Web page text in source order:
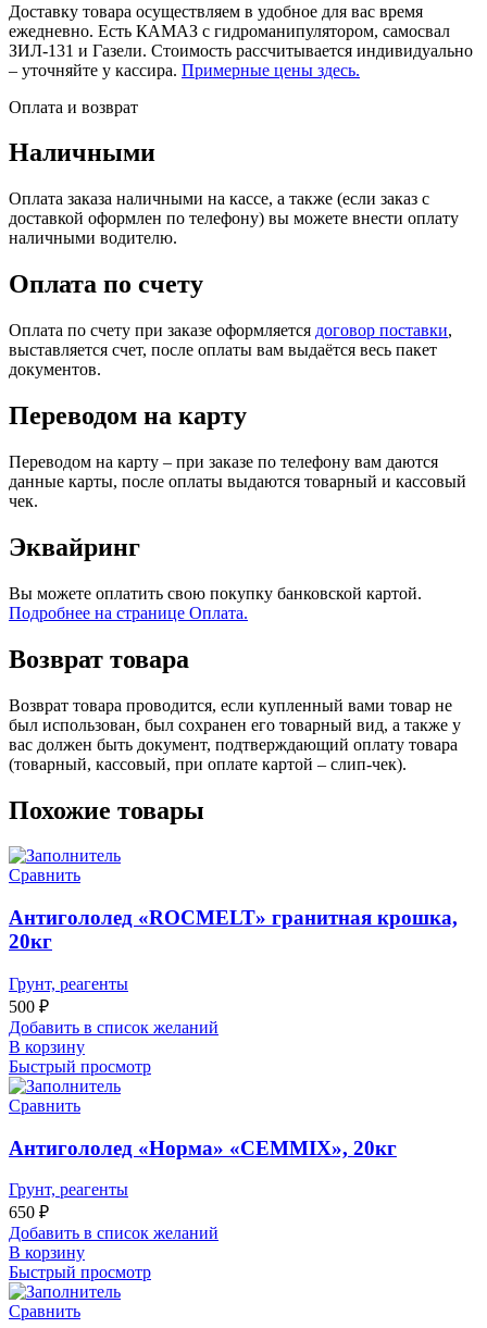
Доставку товара осуществляем в удобное для вас время
ежедневно. Есть КАМАЗ с гидроманипулятором, самосвал
ЗИЛ-131 и Газели. Стоимость рассчитывается индивидуально
– уточняйте у кассира. Примерные цены здесь.
Оплата и возврат
Наличными
Оплата заказа наличными на кассе, а также (если заказ с
доставкой оформлен по телефону) вы можете внести оплату
наличными водителю.
Оплата по счету
Оплата по счету при заказе оформляется договор поставки,
выставляется счет, после оплаты вам выдаётся весь пакет
документов.
Переводом на карту
Переводом на карту – при заказе по телефону вам даются
данные карты, после оплаты выдаются товарный и кассовый
чек.
Эквайринг
Вы можете оплатить свою покупку банковской картой.
Подробнее на странице Оплата.
Возврат товара
Возврат товара проводится, если купленный вами товар не
был использован, был сохранен его товарный вид, а также у
вас должен быть документ, подтверждающий оплату товара
(товарный, кассовый, при оплате картой – слип-чек).
Похожие товары
Сравнить
Антигололед «ROCMELT» гранитная крошка,
20кг
Грунт, реагенты
500 ₽
Добавить в список желаний
В корзину
Быстрый просмотр
Сравнить
Антигололед «Норма» «CEMMIX», 20кг
Грунт, реагенты
650 ₽
Добавить в список желаний
В корзину
Быстрый просмотр
Сравнить